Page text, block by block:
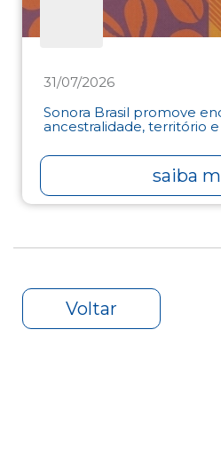
31/07/2026
Sonora Brasil promove
ancestralidade, território
saiba
Voltar